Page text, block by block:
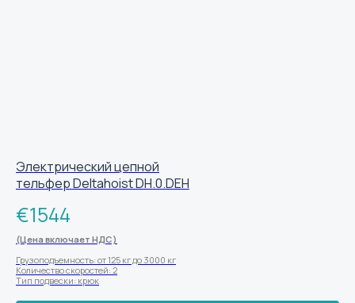
Электрический цепной
тельфер Deltahoist DH.0.DEH
€1544
(Цена включает НДС)
Грузоподъемность: от 125 кг до 3000 кг
Количество скоростей: 2
Тип подвески: крюк